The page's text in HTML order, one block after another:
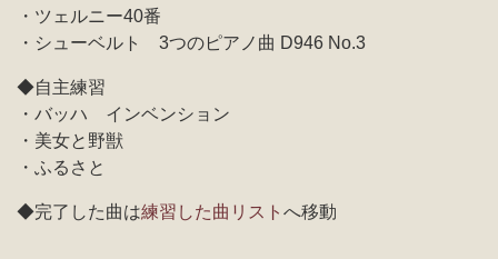
・ツェルニー40番
・シューベルト 3つのピアノ曲 D946 No.3
◆自主練習
・バッハ インベンション
・美女と野獣
・ふるさと
◆完了した曲は練習した曲リスト へ移動